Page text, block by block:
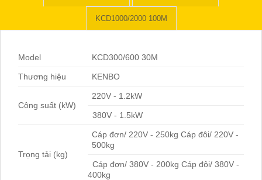
KCD1000/2000 100M
Model KCD300/600 30M
Thương hiệu KENBO
Công suất (kW)
220V - 1.2kW
380V - 1.5kW
Trọng tải (kg)
Cáp đơn/ 220V - 250kg Cáp đôi/ 220V -
500kg
Cáp đơn/ 380V - 200kg Cáp đôi/ 380V -
400kg